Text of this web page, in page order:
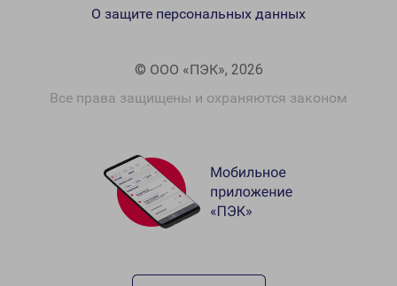
© ООО «ПЭК», 2026
Все права защищены и охраняются законом
О защите персональных данных